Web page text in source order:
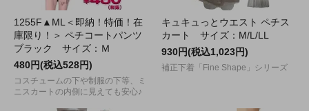
1255F▲ML＜即納！特価！在
庫限り！＞ ペチコートパンツ
ブラック サイズ：Ｍ
480円(税込528円)
コスチュームの下や制服の下等、ミ
ニスカートの内側に見えても安心♪
キュキュっとウエスト ペチス
カート サイズ：M/L/LL
930円(税込1,023円)
補正下着「Fine Shape」シリーズ